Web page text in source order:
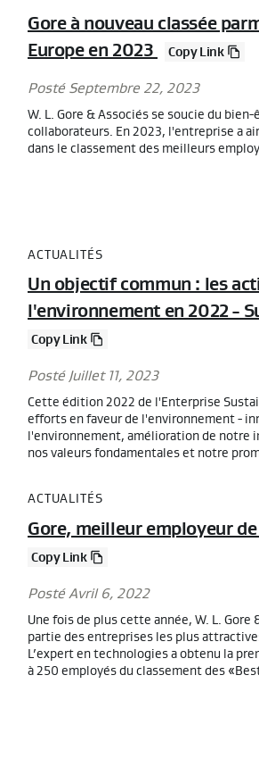
Gore à nouveau classée
Europe en 2023
Copy Link
Posté Septembre 22, 2023
W. L. Gore & Associés se soucie du
collaborateurs. En 2023, l'entreprise a
dans le classement des meilleurs
ACTUALITÉS
Un objectif commun : les
l'environnement en 2022 -
Copy Link
Posté Juillet 11, 2023
Cette édition 2022 de l'Enterprise
efforts en faveur de l'environnement -
l'environnement, amélioration de notre
nos valeurs fondamentales et notre
ACTUALITÉS
Gore, meilleur employeur de
Copy Link
Posté Avril 6, 2022
Une fois de plus cette année, W. L. Gore
partie des entreprises les plus
L’expert en technologies a obtenu la
à 250 employés du classement des